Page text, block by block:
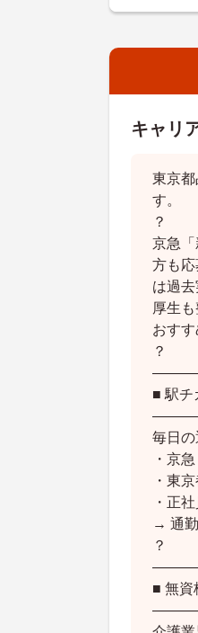
キャリ
東京
す。
？
京急
方も
は過
厚生
おすす
？
■ 駅チ
毎日
・京
・東
・正
→ 通
？
■ 無資